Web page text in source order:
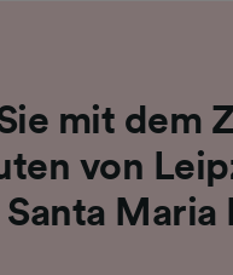
mit dem
von
Santa Maria